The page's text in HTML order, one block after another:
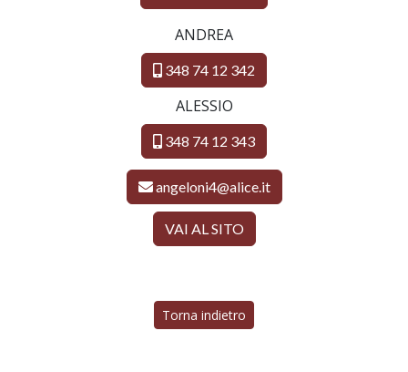
ANDREA
348 74 12 342
ALESSIO
348 74 12 343
angeloni4@alice.it
VAI AL SITO
Torna indietro